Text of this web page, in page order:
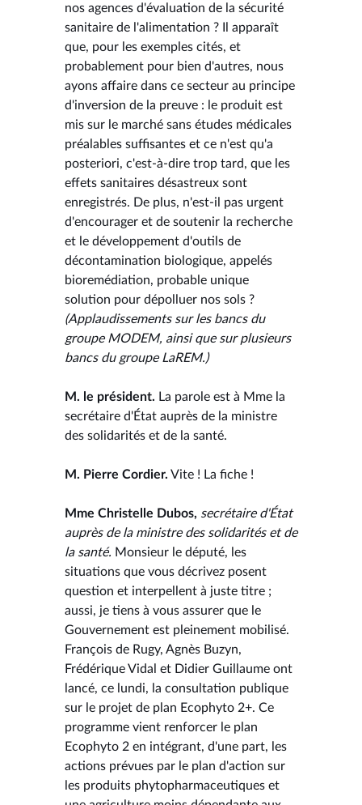
nos agences d'évaluation de la sécurité
sanitaire de l'alimentation ? Il apparaît
que, pour les exemples cités, et
probablement pour bien d'autres, nous
ayons affaire dans ce secteur au principe
d'inversion de la preuve : le produit est
mis sur le marché sans études médicales
préalables suffisantes et ce n'est qu'a
posteriori, c'est-à-dire trop tard, que les
effets sanitaires désastreux sont
enregistrés. De plus, n'est-il pas urgent
d'encourager et de soutenir la recherche
et le développement d'outils de
décontamination biologique, appelés
bioremédiation, probable unique
solution pour dépolluer nos sols ?
(Applaudissements sur les bancs du
groupe MODEM, ainsi que sur plusieurs
bancs du groupe LaREM.)
M. le président. La parole est à Mme la
secrétaire d'État auprès de la ministre
des solidarités et de la santé.
M. Pierre Cordier. Vite ! La fiche !
Mme Christelle Dubos, secrétaire d'État
auprès de la ministre des solidarités et de
la santé. Monsieur le député, les
situations que vous décrivez posent
question et interpellent à juste titre ;
aussi, je tiens à vous assurer que le
Gouvernement est pleinement mobilisé.
François de Rugy, Agnès Buzyn,
Frédérique Vidal et Didier Guillaume ont
lancé, ce lundi, la consultation publique
sur le projet de plan Ecophyto 2+. Ce
programme vient renforcer le plan
Ecophyto 2 en intégrant, d'une part, les
actions prévues par le plan d'action sur
les produits phytopharmaceutiques et